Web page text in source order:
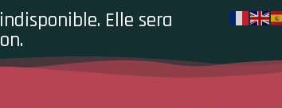
Elle sera